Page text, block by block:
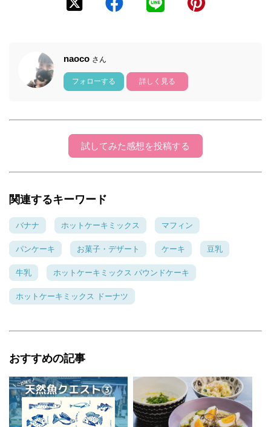
naoco さん
フォローする 詳しく見る
試してみた感想を投稿する
関連するキーワード
バナナ ホットケーキミックス マフィン
パンケーキ お菓子・デザート ケーキ 豆乳
牛乳 ホットケーキミックス パウンドケーキ
ホットケーキミックス ドーナツ
おすすめの記事